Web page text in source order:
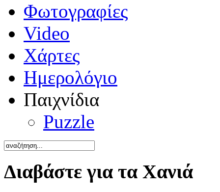
Φωτογραφίες
Video
Χάρτες
Ημερολόγιο
Παιχνίδια
Puzzle
Διαβάστε για τα Χανιά